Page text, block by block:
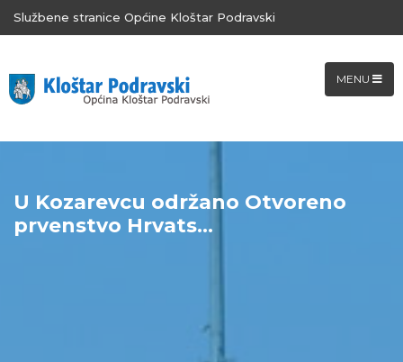
Službene stranice Općine Kloštar Podravski
MENU
U Kozarevcu održano Otvoreno
prvenstvo Hrvats...